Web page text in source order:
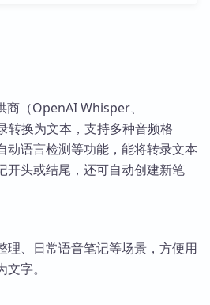
（OpenAI Whisper、
换为文本，支持多种音频格
动语言检测等功能，能将转录文本
开头或结尾，还可自动创建新笔
理、日常语音笔记等场景，方便用
字。